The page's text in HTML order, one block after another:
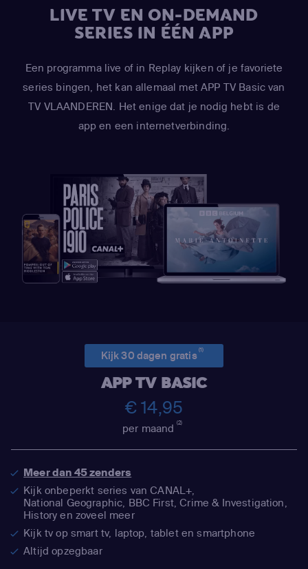
LIVE TV EN ON-DEMAND
SERIES IN ÉÉN APP
Een programma live of in Replay kijken of je favoriete
series bingen, het kan allemaal met APP TV Basic van
TV VLAANDEREN. Het enige dat je nodig hebt is de
app en een internetverbinding.
Kijk 30 dagen gratis(1)
APP TV BASIC
€ 14,95
per maand(2)
Meer dan 45 zenders
Kijk onbeperkt series van CANAL+,
National Geographic, BBC First, Crime & Investigation,
History en zoveel meer
Kijk tv op smart tv, laptop, tablet en smartphone
Altijd opzegbaar